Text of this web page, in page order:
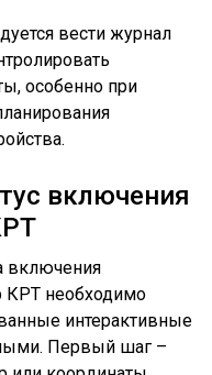
вести журнал
особенно при
включения
включения
КРТ необходимо
интерактивные
Первый шаг –